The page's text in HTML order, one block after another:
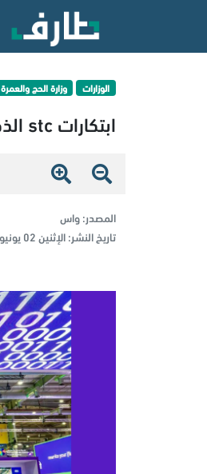
الوزارات وزارة الحج والعمرة
ابتكارات stc الذكية تصاحب ضيوف الرحمن عبر إنترنت الأشياء والخيمة الذكية
المصدر:واس
تاريخ النشر:الإثنين 02 يونيو 2025